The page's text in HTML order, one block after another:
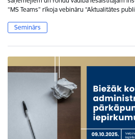
“MS Teams” rīkoja vebināru “Aktualitātes
Seminārs